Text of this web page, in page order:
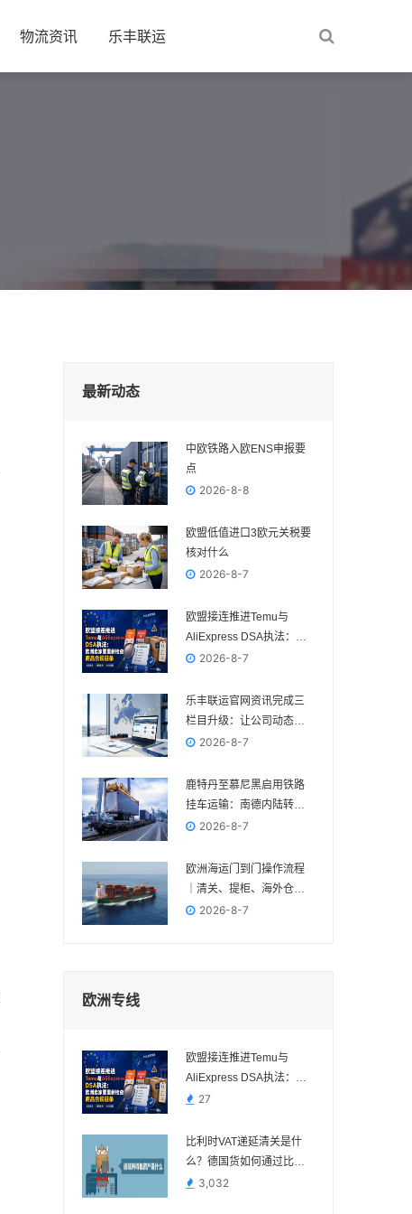
物流资讯 乐丰联运
最新动态
中欧铁路入欧ENS申报要
点
2026-8-8
欧盟低值进口3欧元关税要
核对什么
2026-8-7
欧盟接连推进Temu与
AliExpress DSA执法：欧
洲卖家要重新检查商品合
2026-8-7
乐丰联运官网资讯完成三
栏目升级：让公司动态、
电商政策与物流变化各归
2026-8-7
鹿特丹至慕尼黑启用铁路
挂车运输：南德内陆转运
多一种组合方案
2026-8-7
欧洲海运门到门操作流程
｜清关、提柜、海外仓与
FBA交付节点
2026-8-7
欧洲专线
欧盟接连推进Temu与
AliExpress DSA执法：欧
洲卖家要重新检查商品合
27
比利时VAT递延清关是什
么？德国货如何通过比利
时进口？
3,032